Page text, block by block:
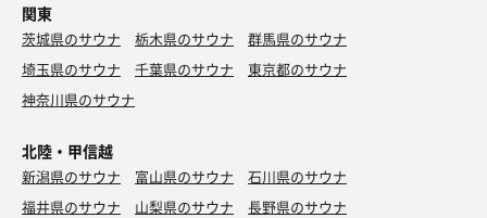
関東
茨城県のサウナ 栃木県のサウナ
群馬県のサウナ
埼玉県のサウナ
千葉県のサウナ
東京都のサウナ
神奈川県のサウナ
北陸・甲信越
新潟県のサウナ 富山県のサウナ
石川県のサウナ
福井県のサウナ
山梨県のサウナ 長野県のサウナ